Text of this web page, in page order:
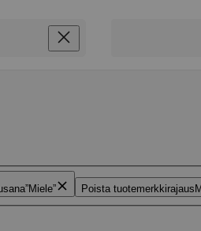
Miele Poista tuotemerkkirajaus